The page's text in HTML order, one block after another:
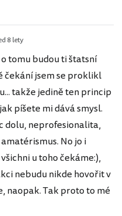
8 lety
tomu budou ti štatsní
čekání jsem se proklikl
takže jedině ten princip
píšete mi dává smysl.
dolu, neprofesionalita,
No jo i
u toho čekáme:),
nebudu nikde hovořit v
naopak. Tak proto to mé